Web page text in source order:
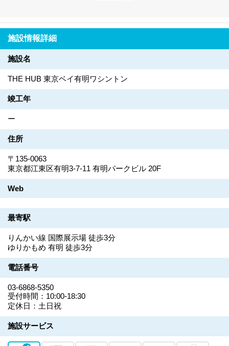
施設情報詳細
施設名
THE HUB 東京ベイ有明ワシントン
竣工年
ー
住所
〒135-0063
東京都江東区有明3-7-11 有明パークビル 20F
Web
最寄駅
りんかい線 国際展示場 徒歩3分
ゆりかもめ 有明 徒歩3分
電話番号
03-6868-5350
受付時間：10:00-18:30
定休日：土日祝
施設サービス